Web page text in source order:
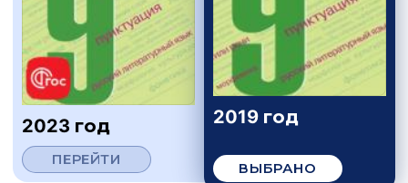
2023 год
ПЕРЕЙТИ
2019 год
ВЫБРАНО